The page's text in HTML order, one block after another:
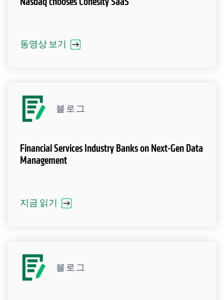
동영상 보기
블로그
Financial Services Industry Banks on Next-Gen Data
Management
지금 읽기
블로그